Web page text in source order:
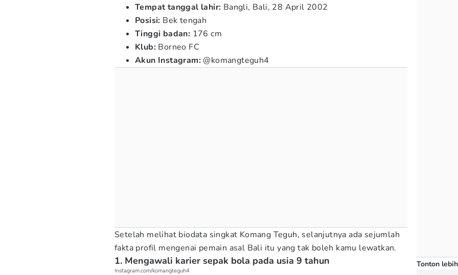
Tempat tanggal lahir: Bangli, Bali, 28 April 2002
Posisi: Bek tengah
Tinggi badan: 176 cm
Klub: Borneo FC
Akun Instagram: @komangteguh4
Setelah melihat biodata singkat Komang Teguh, selanjutnya ada sejumlah
fakta profil mengenai pemain asal Bali itu yang tak boleh kamu lewatkan.
1. Mengawali karier sepak bola pada usia 9 tahun
Instagram.com/komangteguh4
Tonton